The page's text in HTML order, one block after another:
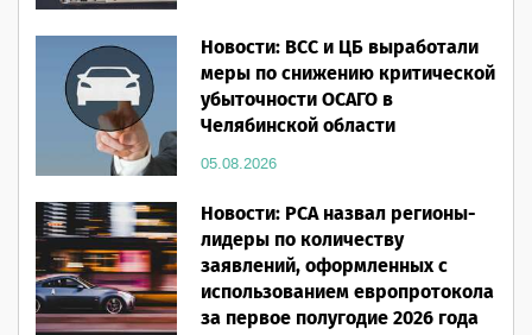
Новости: ВСС и ЦБ выработали
меры по снижению критической
убыточности ОСАГО в
Челябинской области
05.08.2026
Новости: РСА назвал регионы-
лидеры по количеству
заявлений, оформленных с
использованием европротокола
за первое полугодие 2026 года